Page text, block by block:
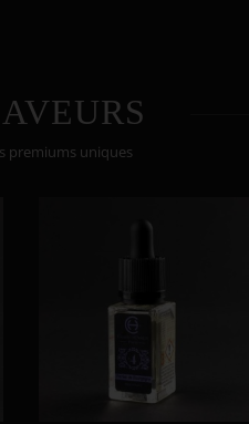
premiums uniques